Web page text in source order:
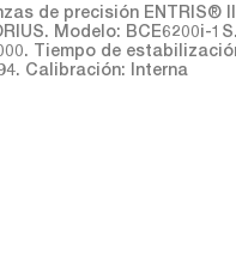
de precisión ENTRIS®
Modelo: BCE6200i-
Tiempo de
Calibración: Interna